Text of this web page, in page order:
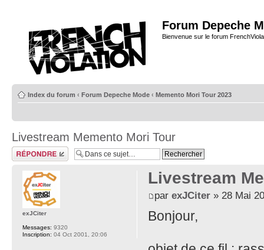
Forum Depeche
Bienvenue sur le forum
Index du forum ‹ Forum Depeche Mode ‹ Memento Mori Tour 2023
Livestream Memento Mori Tour
Répondre
Livestream
par exJCiter» 28 Mai
Bonjour,
exJCiter
Messages: 9320
Inscription: 04 Oct 2001, 20:06